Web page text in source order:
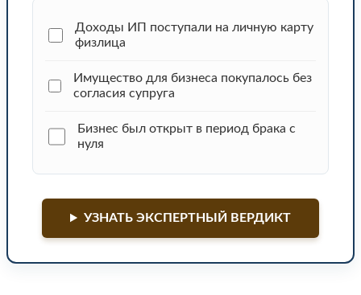
Доходы ИП поступали на личную карту
физлица
Имущество для бизнеса покупалось без
согласия супруга
Бизнес был открыт в период брака с
нуля
УЗНАТЬ ЭКСПЕРТНЫЙ ВЕРДИКТ